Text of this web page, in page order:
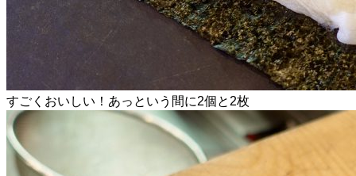
すごくおいしい！あっという間に2個と2枚